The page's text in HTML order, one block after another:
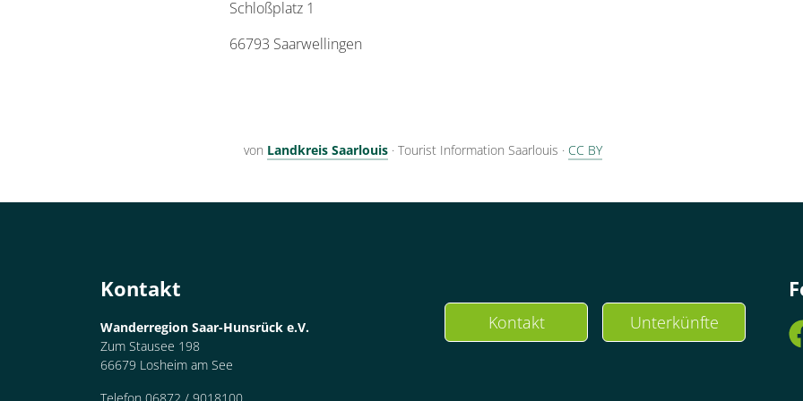
Schloßplatz 1
66793 Saarwellingen
von Landkreis Saarlouis · Tourist Information Saarlouis · CC BY
Kontakt
Wanderregion Saar-Hunsrück e.V.
Zum Stausee 198
66679 Losheim am See
Kontakt Unterkünfte